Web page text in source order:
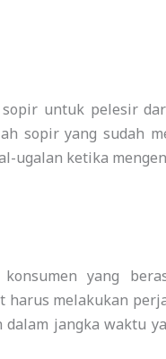
sopir untuk pelesir
sopir yang sudah
ugalan ketika
yang
harus melakukan
jangka waktu